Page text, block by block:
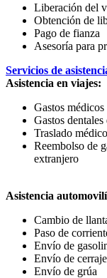
Liberación del
Obtención de
Pago de fianza
Asesoría para
Servicios de
Asistencia en viajes:
Gastos
Gastos
Traslado médico
Reembolso de
extranjero
Asistencia
Cambio de
Paso de
Envío de
Envío de
Envío de grúa